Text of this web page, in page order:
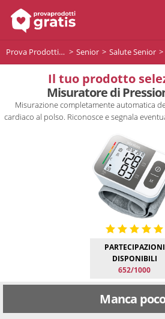
Prova Prodotti Gratis Senior Salute Senior
Il tuo prodotto
Misuratore di
Misurazione completamente automatica
cardiaco al polso. Riconosce e segnala
PARTECIPAZIONI
DISPONIBILI
652/1000
Manca